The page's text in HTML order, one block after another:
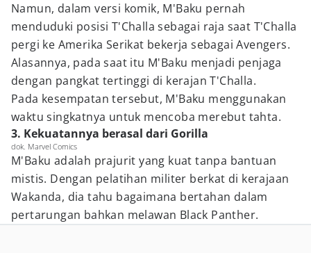
Namun, dalam versi komik, M'Baku pernah
menduduki posisi T'Challa sebagai raja saat T'Challa
pergi ke Amerika Serikat bekerja sebagai Avengers.
Alasannya, pada saat itu M'Baku menjadi penjaga
dengan pangkat tertinggi di kerajan T'Challa.
Pada kesempatan tersebut, M'Baku menggunakan
waktu singkatnya untuk mencoba merebut tahta.
3. Kekuatannya berasal dari Gorilla
dok. Marvel Comics
M'Baku adalah prajurit yang kuat tanpa bantuan
mistis. Dengan pelatihan militer berkat di kerajaan
Wakanda, dia tahu bagaimana bertahan dalam
pertarungan bahkan melawan Black Panther.